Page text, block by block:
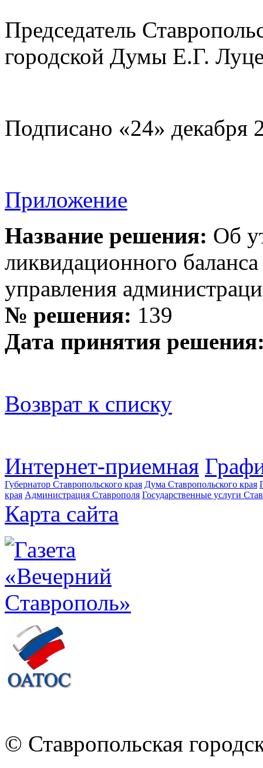
Председатель
городской Думы Е.Г.
Подписано «24» декабря
Приложение
Название решения: Об
ликвидационного
управления
№ решения: 139
Дата принятия
Возврат к списку
Интернет-приемная
Губернатор Ставропольского края Дума Ставропольского края
края Администрация Ставрополя Государственные услуги
Карта сайта
© Ставропольская